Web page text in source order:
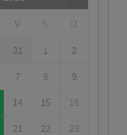
V S D
31 1 2
7 8 9
14 15 16
21 22 23